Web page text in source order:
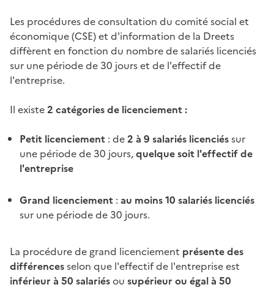
Les procédures de consultation du comité social et
économique (CSE)et d'information de la Dreets
diffèrent en fonction du nombre de salariés licenciés
sur une période de 30 jours et de l'effectif de
l'entreprise.
Il existe2 catégories de licenciement :
Petit licenciement : de2 à 9 salariés licenciéssur
une période de 30 jours,quelque soit l'effectif de
l'entreprise
Grand licenciement : au moins 10 salariés licenciés
sur une période de 30 jours.
La procédure de grand licenciement présente des
différencesselon que l'effectif de l'entreprise est
inférieur à 50 salariésou supérieur ou égal à 50